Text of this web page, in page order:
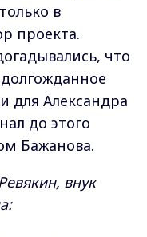
в
проекта.
что
для Александра
до этого
Бажанова.
внук